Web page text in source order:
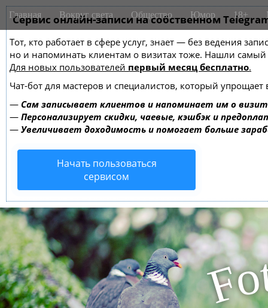
Сервис онлайн-записи на собственном
Тот, кто работает в сфере услуг, знает — без ведения
но и напоминать клиентам о визитах тоже. Нашли
Для новых пользователей первый месяц бесплатно.
Чат-бот для мастеров и специалистов, который упрощает
— Сам записывает клиентов и напоминает им о
— Персонализирует скидки, чаевые, кэшбэк и
— Увеличивает доходимость и помогает больше
Начать пользоваться
сервисом
M
a
n
m
e
n
u
i
Главная Вокруг света Общество Юмор 18+
Fo